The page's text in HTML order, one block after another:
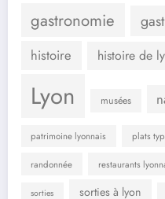
gastronomie
histoire histoire de
Lyon musées
patrimoine lyonnais plats
randonnée restaurants
sorties sorties à lyon